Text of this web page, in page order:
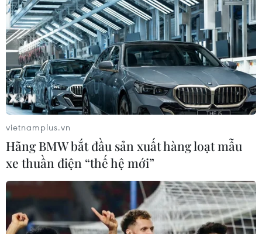
Binh lính từ căn cứ quân sự của Nga ở Armenia đã
được đặt trong tình trạng báo động trong suốt thời gian
diễn ra các cuộc tập trận, và sẽ được triển khai tới thao
trường vùng cao nguyên Alagyanz.
vietnamplus.vn
Hãng BMW bắt đầu sản xuất hàng loạt mẫu
xe thuần điện “thế hệ mới”